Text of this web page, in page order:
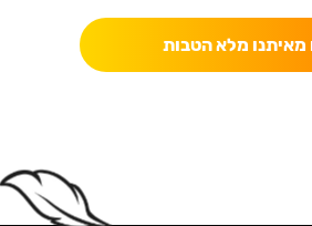
מאיתנו מלא הטבות